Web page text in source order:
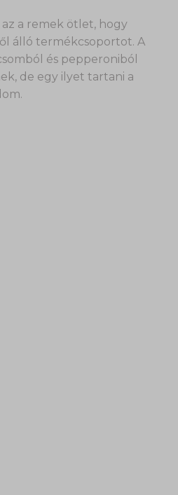
a remek ötlet, hogy
álló termékcsoportot. A
és pepperoniból
de egy ilyet tartani a